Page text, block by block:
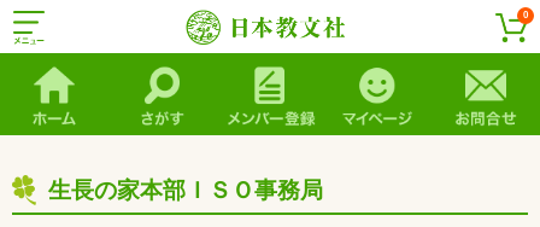
0
生長の家本部ＩＳＯ事務局